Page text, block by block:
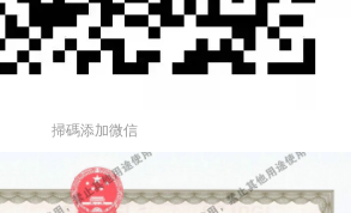
掃碼添加微信